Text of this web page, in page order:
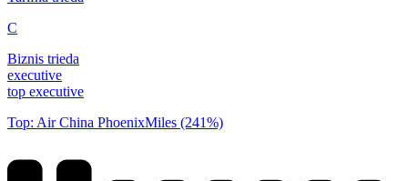
C
Biznis trieda
executive
top executive
Top: Air China PhoenixMiles (241%)